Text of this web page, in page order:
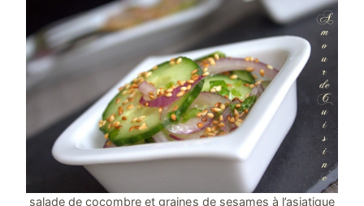
salade de cocombre et graines de sesames à l’asiatique